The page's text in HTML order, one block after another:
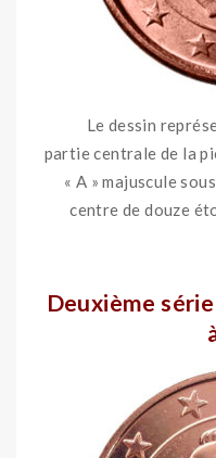
Le dessin
partie centrale de la
« A » majuscule
centre de douze
Deuxième